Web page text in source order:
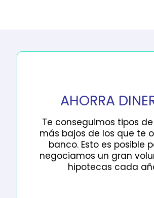
AHORRA
Te conseguimos tipos
más bajos de los que te
banco. Esto es posible
negociamos un gran
hipotecas cada